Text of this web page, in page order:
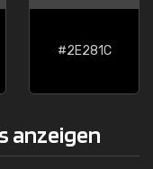
#2E281C
anzeigen